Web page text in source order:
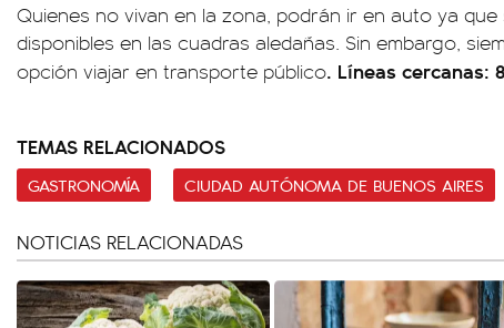
Quienes no vivan en la zona, podrán ir en auto ya
disponibles en las cuadras aledañas. Sin embargo,
opción viajar en transporte público. Líneas cercanas:
TEMAS RELACIONADOS
GASTRONOMÍA CIUDAD AUTÓNOMA DE BUENOS AIRES
NOTICIAS RELACIONADAS